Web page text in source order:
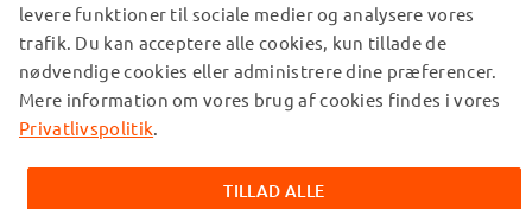
© subtel.dk 2026
Alle priser er inklusive moms og eksklusive
forsendelsesomkostninger. Bemærk venligst, at alle viste
ejere og er nævnt på vores websider udelukkende for at give
oplysninger om vores produkter.
levere funktioner til sociale medier og analysere vores
trafik. Du kan acceptere alle cookies, kun tillade de
nødvendige cookies eller administrere dine præferencer.
Mere information om vores brug af cookies findes i vores
Privatlivspolitik.
TILLAD ALLE